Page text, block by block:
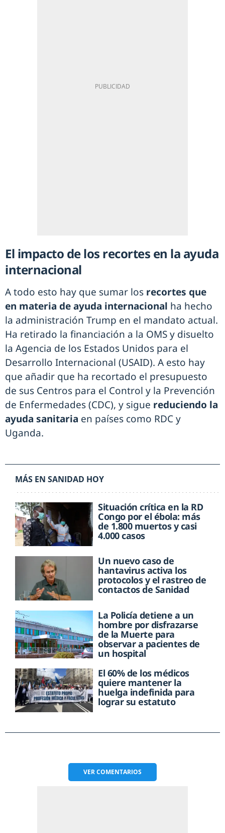
El impacto de los recortes en la ayuda
internacional
A todo esto hay que sumar los recortes que
en materia de ayuda internacional ha hecho
la administración Trump en el mandato actual.
Ha retirado la financiación a la OMS y disuelto
la Agencia de los Estados Unidos para el
Desarrollo Internacional (USAID). A esto hay
que añadir que ha recortado el presupuesto
de sus Centros para el Control y la Prevención
de Enfermedades (CDC), y sigue reduciendo la
ayuda sanitaria en países como RDC y
Uganda.
MÁS EN SANIDAD HOY
Situación crítica en la RD
Congo por el ébola: más
de 1.800 muertos y casi
4.000 casos
Un nuevo caso de
hantavirus activa los
protocolos y el rastreo de
contactos de Sanidad
La Policía detiene a un
hombre por disfrazarse
de la Muerte para
observar a pacientes de
un hospital
El 60% de los médicos
quiere mantener la
huelga indefinida para
lograr su estatuto
VERCOMENTARIOS